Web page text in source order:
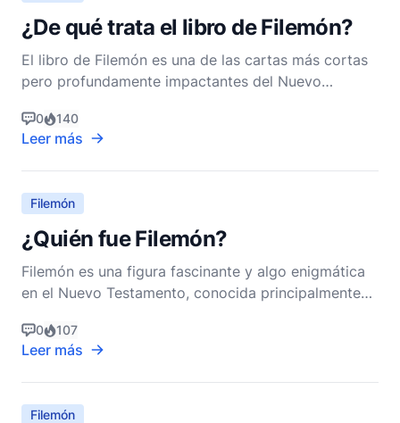
¿De qué trata el libro de Filemón?
El libro de Filemón es una de las cartas más cortas
pero profundamente impactantes del Nuevo
carta personal dirigida a Filemón, un líder en la
iglesia de Colosas. A pesar de su brevedad, la carta
a Filemón ofrece ricas ideas sobre la ética cristiana,
0 140
Leer más
Filemón
¿Quién fue Filemón?
Filemón es una figura fascinante y algo enigmática
en el Nuevo Testamento, conocida principalmente
nombre. La Carta a Filemón, una de las trece
epístolas paulinas, ofrece una visión única de la
comunidad cristiana primitiva y el poder
transformador de
0 107
Leer más
Filemón